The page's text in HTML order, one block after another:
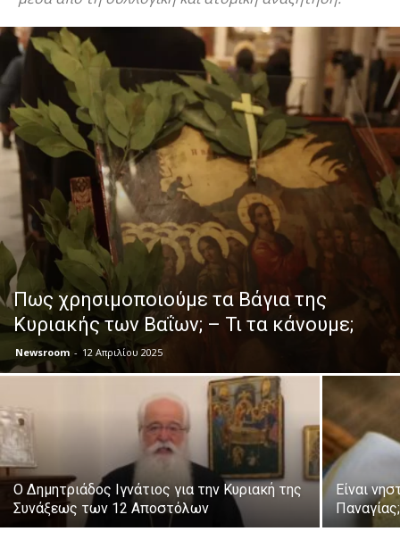
Πως χρησιμοποιούμε τα Βάγια της
Κυριακής των Βαΐων; – Τι τα κάνουμε;
Newsroom - 12 Απριλίου 2025
Ο Δημητριάδος Ιγνάτιος για την Κυριακή της
Συνάξεως των 12 Αποστόλων
Είναι
Παναγίας;